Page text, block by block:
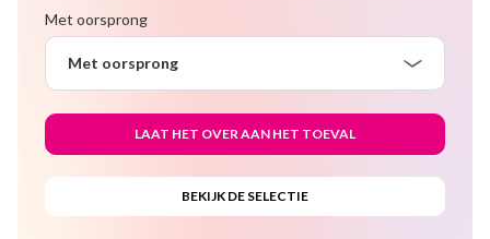
Met oorsprong
Met oorsprong